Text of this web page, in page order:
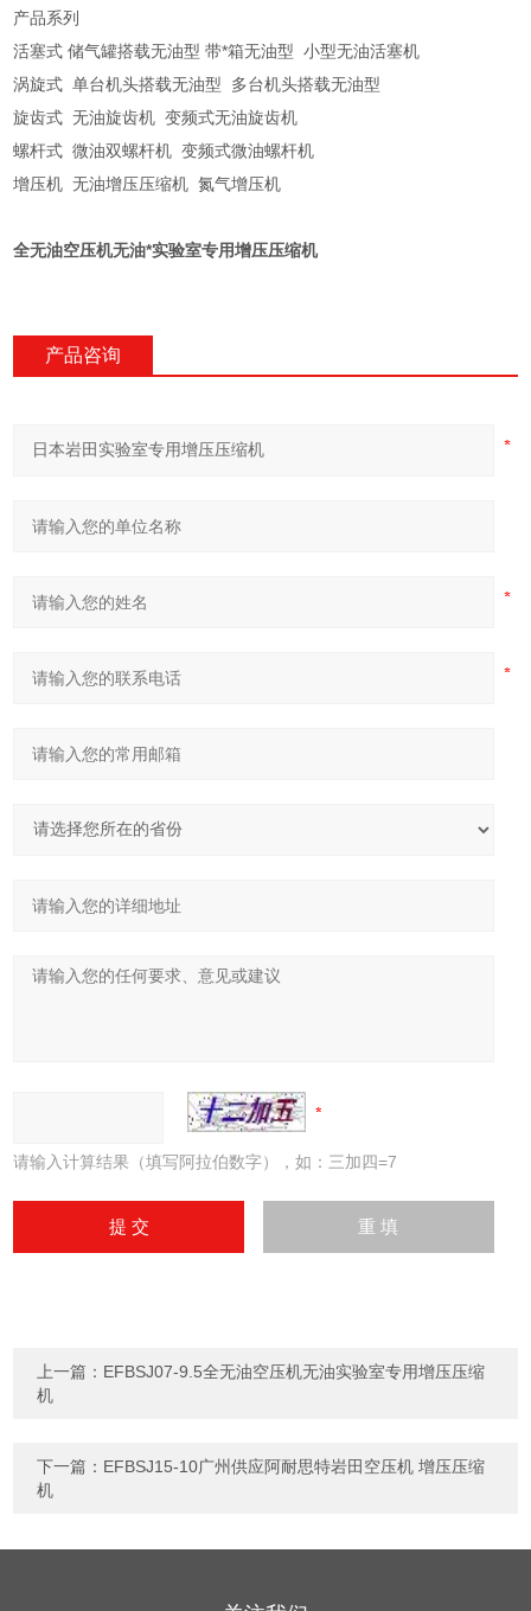
产品系列
活塞式 储气罐搭载无油型 带*箱无油型 小型无油活塞机
涡旋式 单台机头搭载无油型 多台机头搭载无油型
旋齿式 无油旋齿机 变频式无油旋齿机
螺杆式 微油双螺杆机 变频式微油螺杆机
增压机 无油增压压缩机 氮气增压机
全无油空压机无油*实验室专用增压压缩机
产品咨询
请输入计算结果（填写阿拉伯数字），如：三加四=7
上一篇： EFBSJ07-9.5全无油空压机无油实验室专用增压压缩
机
下一篇： EFBSJ15-10广州供应阿耐思特岩田空压机 增压压缩
机